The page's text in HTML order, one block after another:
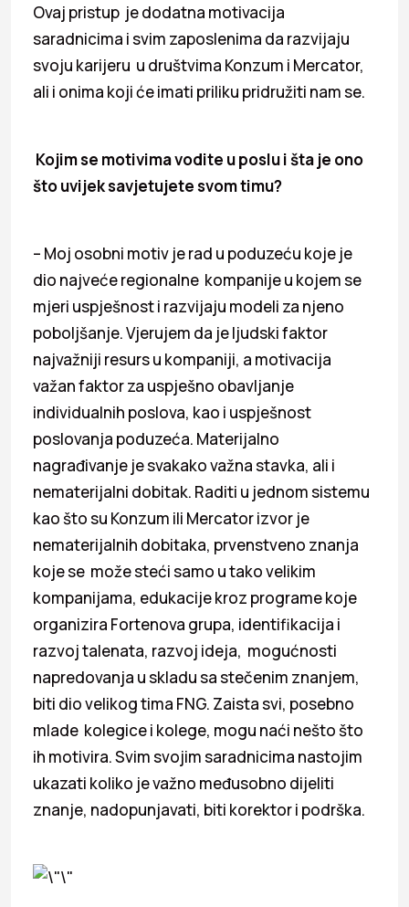
Ovaj pristup je dodatna motivacija
saradnicima i svim zaposlenima da razvijaju
svoju karijeru u društvima Konzum i Mercator,
ali i onima koji će imati priliku pridružiti nam se.
Kojim se motivima vodite u poslu i šta je ono
što uvijek savjetujete svom timu?
– Moj osobni motiv je rad u poduzeću koje je
dio najveće regionalne kompanije u kojem se
mjeri uspješnost i razvijaju modeli za njeno
poboljšanje. Vjerujem da je ljudski faktor
najvažniji resurs u kompaniji, a motivacija
važan faktor za uspješno obavljanje
individualnih poslova, kao i uspješnost
poslovanja poduzeća. Materijalno
nagrađivanje je svakako važna stavka, ali i
nematerijalni dobitak. Raditi u jednom sistemu
kao što su Konzum ili Mercator izvor je
nematerijalnih dobitaka, prvenstveno znanja
koje se može steći samo u tako velikim
kompanijama, edukacije kroz programe koje
organizira Fortenova grupa, identifikacija i
razvoj talenata, razvoj ideja, mogućnosti
napredovanja u skladu sa stečenim znanjem,
biti dio velikog tima FNG. Zaista svi, posebno
mlade kolegice i kolege, mogu naći nešto što
ih motivira. Svim svojim saradnicima nastojim
ukazati koliko je važno međusobno dijeliti
znanje, nadopunjavati, biti korektor i podrška.